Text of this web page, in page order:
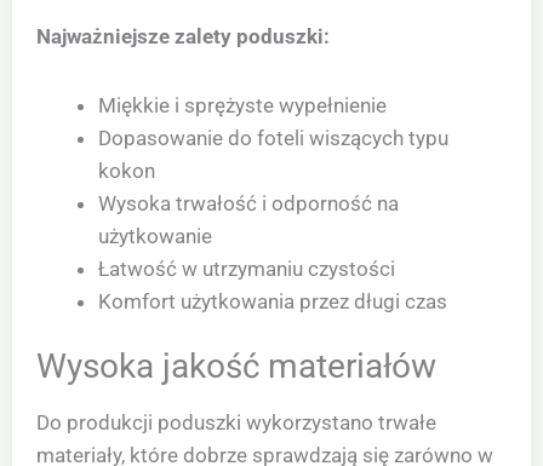
Najważniejsze zalety poduszki:
Miękkie i sprężyste wypełnienie
Dopasowanie do foteli wiszących typu
kokon
Wysoka trwałość i odporność na
użytkowanie
Łatwość w utrzymaniu czystości
Komfort użytkowania przez długi czas
Wysoka jakość materiałów
Do produkcji poduszki wykorzystano trwałe
materiały, które dobrze sprawdzają się zarówno w